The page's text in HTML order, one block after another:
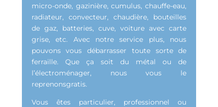
micro-onde, gazinière, cumulus, chauffe-eau,
radiateur, convecteur, chaudière, bouteilles
de gaz, batteries, cuve, voiture avec carte
grise, etc. Avec notre service plus, nous
pouvons vous débarrasser toute sorte de
ferraille. Que ça soit du métal ou de
l’électroménager, nous vous le
reprenonsgratis.
Vous êtes particulier, professionnel ou